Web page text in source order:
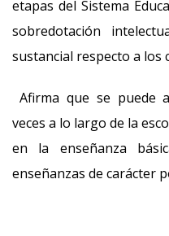
etapas del Sistema
sobredotación
sustancial respecto a los
Afirma que se puede
veces a lo largo de la
en la enseñanza
enseñanzas de carácter